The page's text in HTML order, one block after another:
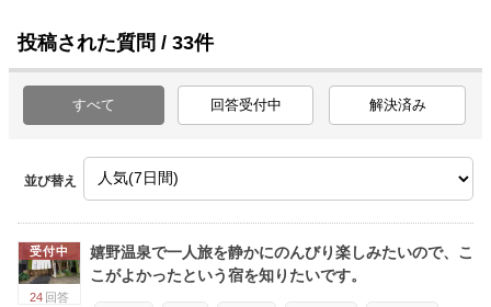
投稿された質問 / 33件
すべて 回答受付中 解決済み
並び替え
受付中
24 回答
嬉野温泉で一人旅を静かにのんびり楽しみたいので、こ
こがよかったという宿を知りたいです。